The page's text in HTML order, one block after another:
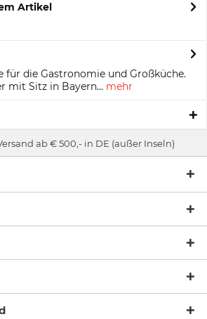
Artikel
für die Gastronomie und Großküche.
mit Sitz in Bayern... mehr
ab € 500,- in DE (außer Inseln)